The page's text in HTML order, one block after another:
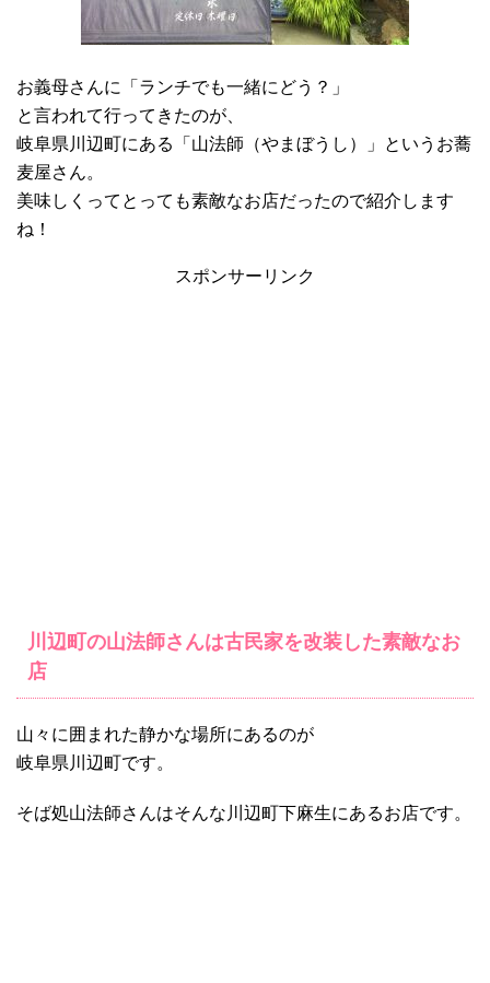
お義母さんに「ランチでも一緒にどう？」
と言われて行ってきたのが、
岐阜県川辺町にある「山法師（やまぼうし）」というお蕎
麦屋さん。
美味しくってとっても素敵なお店だったので紹介します
ね！
スポンサーリンク
川辺町の山法師さんは古民家を改装した素敵なお
店
山々に囲まれた静かな場所にあるのが
岐阜県川辺町です。
そば処山法師さんはそんな川辺町下麻生にあるお店です。